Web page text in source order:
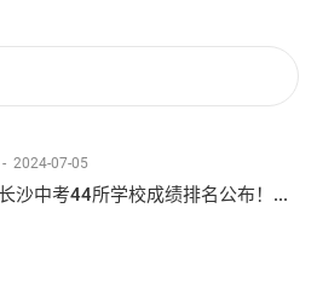
- 2024-07-05
沙中考44所学校成绩排名公布！...